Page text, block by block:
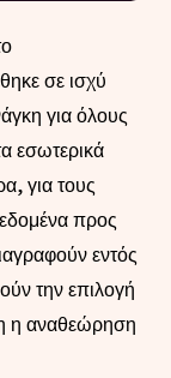
σε ισχύ
για όλους
εσωτερικά
για τους
προς
εντός
την επιλογή
η αναθεώρηση